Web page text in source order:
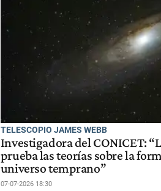
TELESCOPIO JAMES WEBB
Investigadora del CONICET:
prueba las teorías sobre la
universo temprano”
07-07-2026 18:30